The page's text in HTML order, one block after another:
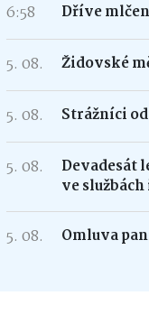
6:58 Dříve
5. 08. Židovské
5. 08. Strážníci
5. 08.
Devadesát
ve
5. 08. Omluva